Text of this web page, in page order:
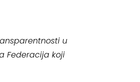
u
Federacija koji